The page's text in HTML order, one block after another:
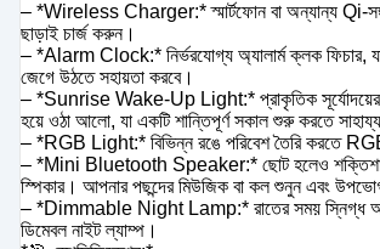
– *Wireless Charger:* স্মার্টফোন বা অন্যান্য Qi-
ছাড়াই চার্জ করুন।
– *Alarm Clock:* নির্ভরযোগ্য অ্যালার্ম ক্লক ফিচার,
জেগে উঠতে সহায়তা করবে।
– *Sunrise Wake-Up Light:* প্রাকৃতিক সূর্যোদয়ের
হয়ে ওঠা আলো, যা একটি শান্তিপূর্ণ সকাল শুরু করতে
– *RGB Light:* বিভিন্ন রঙে পরিবেশ তৈরি করতে RGB
– *Mini Bluetooth Speaker:* ছোট হলেও
স্পিকার। আপনার পছন্দের মিউজিক বা কল শুনুন এবং
– *Dimmable Night Lamp:* রাতের সময় স্নিগ্ধ
ডিমেবল নাইট ল্যাম্প।